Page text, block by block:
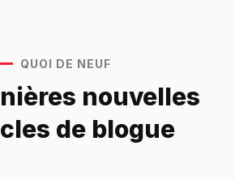
QUOI DE NEUF
nouvelles
de blogue